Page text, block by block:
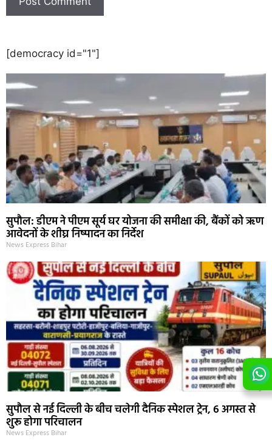
[democracy id="1"]
सुपौल: डीएम ने पीएम सूर्य घर योजना की समीक्षा की, बैंकों को ऋण
आवेदनों के शीघ्र निष्पादन का निर्देश
News Express Bihar
सुपौल से नई दिल्ली के बीच चलेगी दैनिक स्पेशल ट्रेन, 6 अगस्त से
शुरू होगा परिचालन
News Express Bihar